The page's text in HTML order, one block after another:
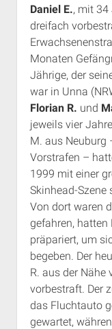
Daniel E., mit 34
dreifach
Monaten
Jährige, der
war in Unna
Florian R. und
jeweils vier
M. aus Neuburg
Vorstrafen –
1999 mit einer
Skinhead-Szene
Von dort waren
gefahren,
präpariert, um
begeben. Der
R. aus der Nähe
vorbestraft. Der
das Fluchtauto
gewartet,